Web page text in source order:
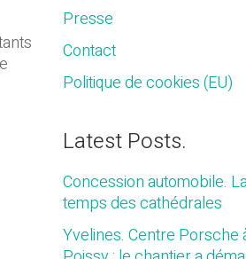
Presse
Contact
Politique de cookies (EU)
Latest Posts.
Concession automobile.
temps des cathédrales
Yvelines. Centre Porsche